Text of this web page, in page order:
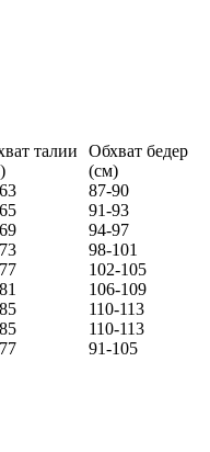
талии
Обхват бедер
(см)
87-90
91-93
94-97
98-101
102-105
106-109
110-113
110-113
91-105